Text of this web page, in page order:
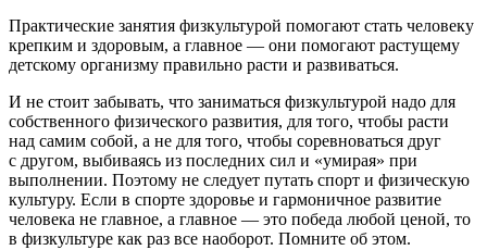
Практические занятия физкультурой помогают стать человеку
крепким и здоровым, а главное — они помогают растущему
детскому организму правильно расти и развиваться.
И не стоит забывать, что заниматься физкультурой надо для
собственного физического развития, для того, чтобы расти
над самим собой, а не для того, чтобы соревноваться друг
с другом, выбиваясь из последних сил и «умирая» при
выполнении. Поэтому не следует путать спорт и физическую
культуру. Если в спорте здоровье и гармоничное развитие
человека не главное, а главное — это победа любой ценой, то
в физкультуре как раз все наоборот. Помните об этом.